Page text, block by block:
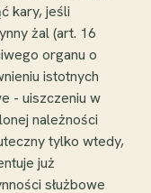
kary, jeśli
żal (art. 16
organu o
istotnych
- uiszczeniu w
należności
tylko wtedy,
już
służbowe